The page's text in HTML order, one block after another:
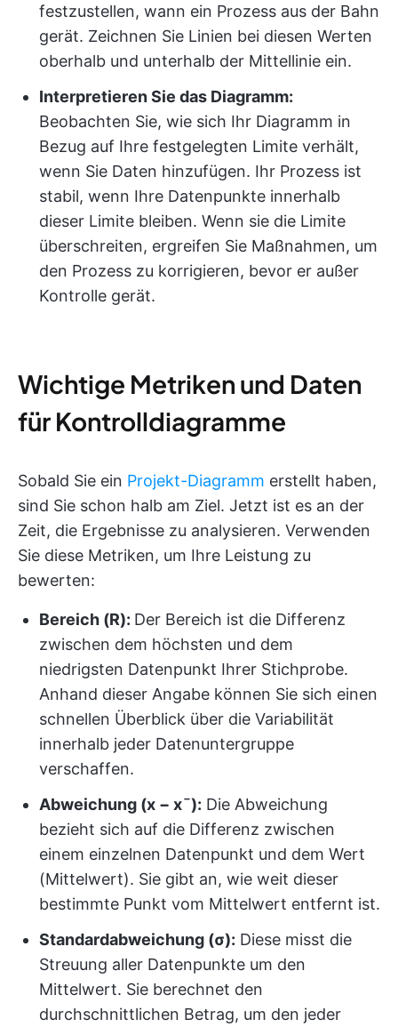
festzustellen, wann ein Prozess aus der Bahn
gerät. Zeichnen Sie Linien bei diesen Werten
oberhalb und unterhalb der Mittellinie ein.
Interpretieren Sie das Diagramm:
Beobachten Sie, wie sich Ihr Diagramm in
Bezug auf Ihre festgelegten Limite verhält,
wenn Sie Daten hinzufügen. Ihr Prozess ist
stabil, wenn Ihre Datenpunkte innerhalb
dieser Limite bleiben. Wenn sie die Limite
überschreiten, ergreifen Sie Maßnahmen, um
den Prozess zu korrigieren, bevor er außer
Kontrolle gerät.
Wichtige Metriken und Daten
für Kontrolldiagramme
Sobald Sie ein Projekt-Diagramm erstellt haben,
sind Sie schon halb am Ziel. Jetzt ist es an der
Zeit, die Ergebnisse zu analysieren. Verwenden
Sie diese Metriken, um Ihre Leistung zu
bewerten:
Bereich (R): Der Bereich ist die Differenz
zwischen dem höchsten und dem
niedrigsten Datenpunkt Ihrer Stichprobe.
Anhand dieser Angabe können Sie sich einen
schnellen Überblick über die Variabilität
innerhalb jeder Datenuntergruppe
verschaffen.
Abweichung (x − xˉ): Die Abweichung
bezieht sich auf die Differenz zwischen
einem einzelnen Datenpunkt und dem Wert
(Mittelwert). Sie gibt an, wie weit dieser
bestimmte Punkt vom Mittelwert entfernt ist.
Standardabweichung (σ): Diese misst die
Streuung aller Datenpunkte um den
Mittelwert. Sie berechnet den
durchschnittlichen Betrag, um den jeder